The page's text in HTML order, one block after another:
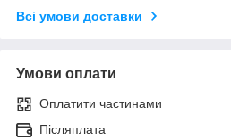
Всі умови доставки
Умови оплати
Оплатити частинами
Післяплата